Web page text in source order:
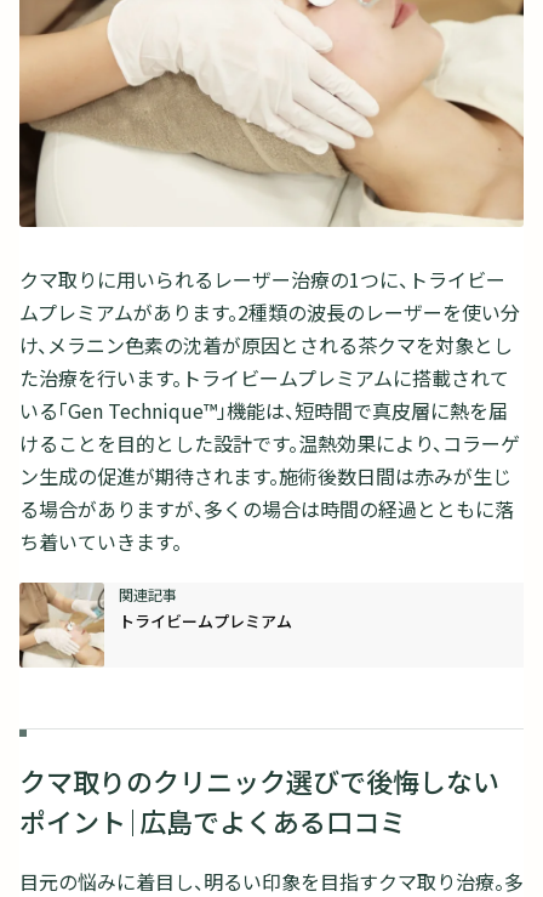
クマ取りに用いられるレーザー治療の1つに、トライビー
ムプレミアムがあります。2種類の波長のレーザーを使い分
け、メラニン色素の沈着が原因とされる茶クマを対象とし
た治療を行います。トライビームプレミアムに搭載されて
いる「Gen Technique™」機能は、短時間で真皮層に熱を届
けることを目的とした設計です。温熱効果により、コラーゲ
ン生成の促進が期待されます。施術後数日間は赤みが生じ
る場合がありますが、多くの場合は時間の経過とともに落
ち着いていきます。
トライビームプレミアム
クマ取りのクリニック選びで後悔しない
ポイント｜広島でよくある口コミ
目元の悩みに着目し、明るい印象を目指すクマ取り治療。多